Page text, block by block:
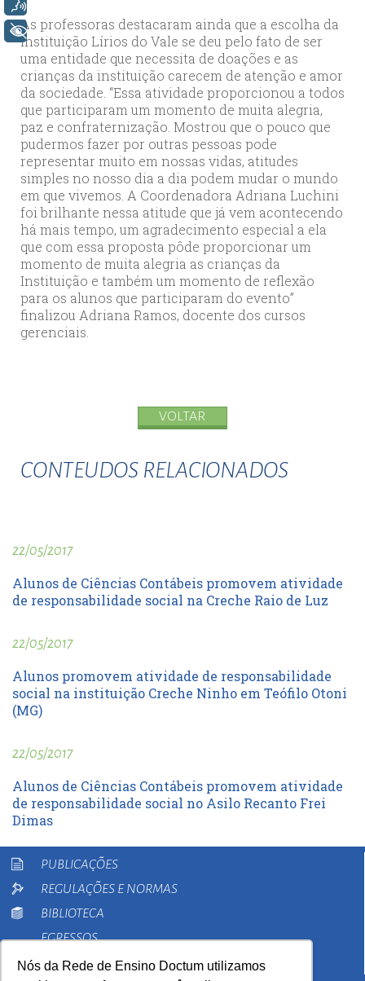
Nós da Rede de Ensino Doctum utilizamos
As professoras destacaram ainda que a escolha da
instituição Lírios do Vale se deu pelo fato de ser
uma entidade que necessita de doações e as
crianças da instituição carecem de atenção e amor
da sociedade. “Essa atividade proporcionou a todos
que participaram um momento de muita alegria,
paz e confraternização. Mostrou que o pouco que
pudermos fazer por outras pessoas pode
representar muito em nossas vidas, atitudes
simples no nosso dia a dia podem mudar o mundo
em que vivemos. A Coordenadora Adriana Luchini
foi brilhante nessa atitude que já vem acontecendo
há mais tempo, um agradecimento especial a ela
que com essa proposta pôde proporcionar um
momento de muita alegria as crianças da
Instituição e também um momento de reflexão
para os alunos que participaram do evento”
finalizou Adriana Ramos, docente dos cursos
gerenciais.
VOLTAR
CONTEUDOS RELACIONADOS
22/05/2017
Alunos de Ciências Contábeis promovem atividade
de responsabilidade social na Creche Raio de Luz
22/05/2017
Alunos promovem atividade de responsabilidade
social na instituição Creche Ninho em Teófilo Otoni
(MG)
22/05/2017
Alunos de Ciências Contábeis promovem atividade
de responsabilidade social no Asilo Recanto Frei
Dimas
PUBLICAÇÕES
REGULAÇÕES E NORMAS
BIBLIOTECA
EGRESSOS
PESQUISA
+ Acessibilidade